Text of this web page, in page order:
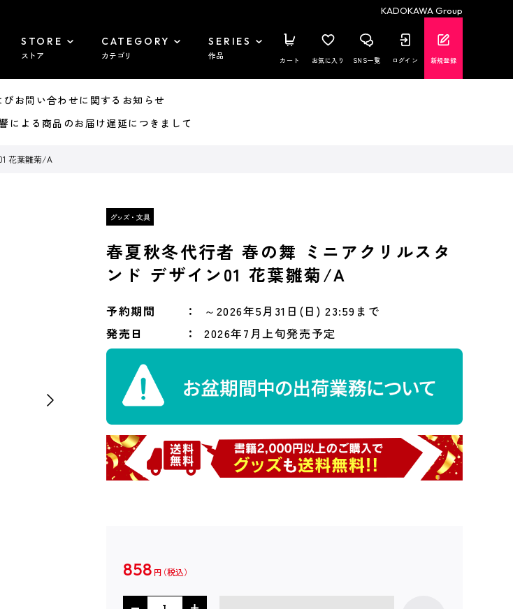
KADOKAWA Group
STORE
ストア
CATEGORY
カテゴリ
SERIES
作品 カート お気に入り SNS一覧 ログイン 新規登録
お問い合わせに関するお知らせ
よる商品のお届け遅延につきまして
花葉雛菊/A
春夏秋冬代行者 春の舞 ミニアクリルスタ
ンド デザイン01 花葉雛菊/A
予約期間
～2026年5月31日(日) 23:59まで
発売日
2026年7月上旬発売予定
858 円